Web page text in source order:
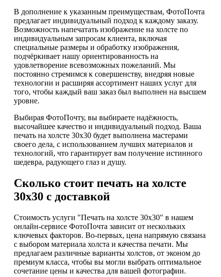
В дополнение к указанным преимуществам, ФотоПочта
предлагает индивидуальный подход к каждому заказу.
Возможность напечатать изображение на холсте по
индивидуальным запросам клиента, включая
специальные размеры и обработку изображения,
подчёркивает нашу ориентированность на
удовлетворение всевозможных пожеланий. Мы
постоянно стремимся к совершенству, внедряя новые
технологии и расширяя ассортимент наших услуг для
того, чтобы каждый ваш заказ был выполнен на высшем
уровне.
Выбирая ФотоПочту, вы выбираете надёжность,
высочайшее качество и индивидуальный подход. Ваша
печать на холсте 30х30 будет выполнена мастерами
своего дела, с использованием лучших материалов и
технологий, что гарантирует вам получение истинного
шедевра, радующего глаз и душу.
Сколько стоит печать на холсте
30х30 с доставкой
Стоимость услуги "Печать на холсте 30х30" в нашем
онлайн-сервисе ФотоПочта зависит от нескольких
ключевых факторов. Во-первых, цена напрямую связана
с выбором материала холста и качества печати. Мы
предлагаем различные варианты холстов, от эконом до
премиум класса, чтобы вы могли выбрать оптимальное
сочетание цены и качества для вашей фотографии.